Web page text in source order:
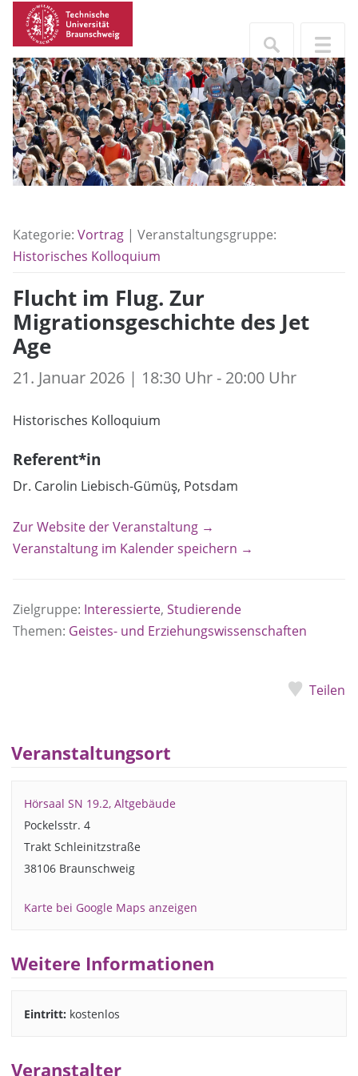
Kategorie: Vortrag | Veranstaltungsgruppe:
Historisches Kolloquium
Flucht im Flug. Zur
Migrationsgeschichte des Jet
Age
21. Januar 2026 | 18:30 Uhr - 20:00 Uhr
Historisches Kolloquium
Referent*in
Dr. Carolin Liebisch-Gümüş, Potsdam
Zur Website der Veranstaltung →
Veranstaltung im Kalender speichern →
Zielgruppe: Interessierte, Studierende
Themen: Geistes- und Erziehungswissenschaften
Teilen
Veranstaltungsort
Hörsaal SN 19.2, Altgebäude
Pockelsstr. 4
Trakt Schleinitzstraße
38106 Braunschweig
Karte bei Google Maps anzeigen
Weitere Informationen
Eintritt: kostenlos
Veranstalter